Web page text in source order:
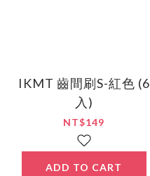
IKMT 齒間刷S-紅色 (6
入)
NT$149
ADD TO CART